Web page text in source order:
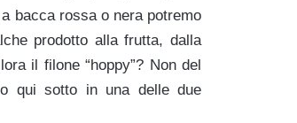
bacca rossa o nera potremo
prodotto alla frutta, dalla
il filone “hoppy”? Non del
qui sotto in una delle due